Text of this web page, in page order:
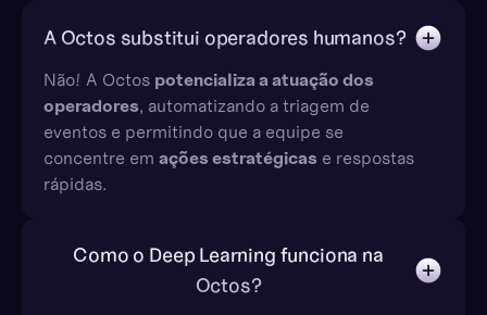
A Octos substitui operadores humanos?
Não! A Octos potencializa a atuação dos
operadores, automatizando a triagem de
eventos e permitindo que a equipe se
concentre em ações estratégicas e respostas
rápidas.
Como o Deep Learning funciona na
Octos?